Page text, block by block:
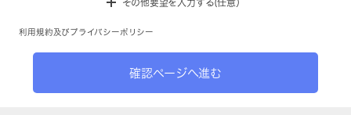
その他要望を入力する(任意）
利用規約 及び プライバシーポリシー
確認ページへ進む